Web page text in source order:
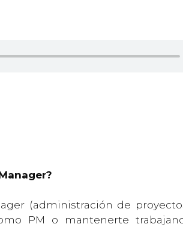
(administración de
PM o mantenerte